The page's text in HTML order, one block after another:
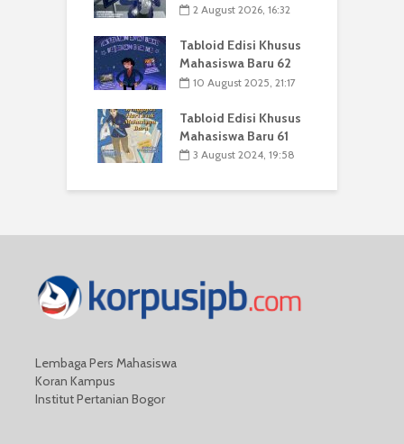
2 August 2026, 16:32
Tabloid Edisi Khusus
Mahasiswa Baru 62
10 August 2025, 21:17
Tabloid Edisi Khusus
Mahasiswa Baru 61
3 August 2024, 19:58
Lembaga Pers Mahasiswa
Koran Kampus
Institut Pertanian Bogor